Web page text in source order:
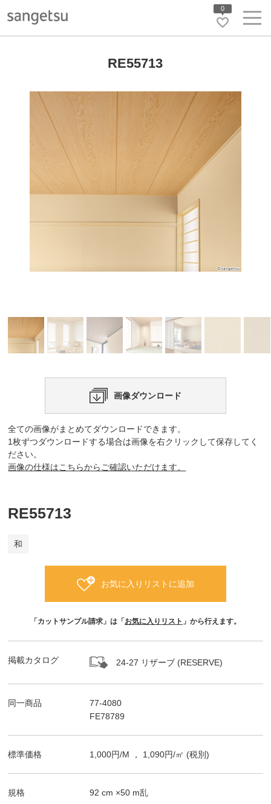
0
RE55713
画像ダウンロード
全ての画像がまとめてダウンロードできます。
1枚ずつダウンロードする場合は画像を右クリックして保存してく
ださい。
画像の仕様はこちらからご確認いただけます。
RE55713
和
お気に入りリストに追加
「カットサンプル請求」は「 お気に入りリスト 」から行えます。
掲載カタログ 24-27 リザーブ (RESERVE)
同一商品
77-4080
FE78789
標準価格 1,000円/M ， 1,090円/㎡ (税別)
規格 92 cm ×50 m乱